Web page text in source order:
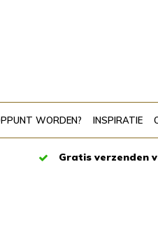
WORDEN? INSPIRATIE
Gratis verzenden